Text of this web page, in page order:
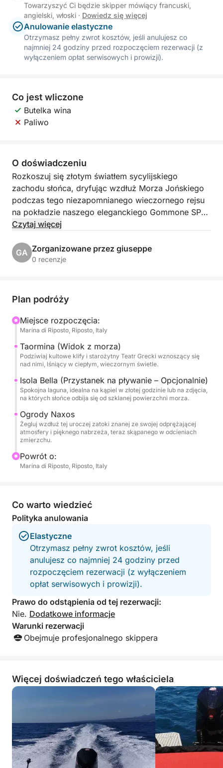
Towarzyszyć Ci będzie skipper mówiący francuski,
angielski, włoski · Dowiedz się więcej
Anulowanie elastyczne
Otrzymasz pełny zwrot kosztów, jeśli anulujesz co
najmniej 24 godziny przed rozpoczęciem rezerwacji (z
wyłączeniem opłat serwisowych i prowizji).
Co jest wliczone
Butelka wina
Paliwo
O doświadczeniu
Rozkoszuj się złotym światłem sycylijskiego
zachodu słońca, dryfując wzdłuż Morza Jońskiego
podczas tego niezapomnianego wieczornego rejsu
na pokładzie naszego eleganckiego Gommone SPX
24. Z Etną za plecami i migoczącymi światłami
uchwyca prawdziwy romantyzm i magię sycylijskiej
linii brzegowej.
popołudniem, płyniemy na południe wzdłuż
pierwszym malowniczym przelotem obok
historycznej zatoki Giardini Naxos. Gdy słońce
zaczyna zachodzić niżej, przesuwamy się obok
klifów Taorminy, podziwiając widoki starożytnego
Teatru Greckiego z morza. Zatrzymamy się w
pobliżu Isola Bella, gdzie możesz wziąć
orzeźwiającą kąpiel lub po prostu podziwiać
zmieniające się kolory nieba odbijające się w
wodzie. Wycieczka trwa niespiesznie, pozwalając Ci
zanurzyć się w spokojnej atmosferze, gdy wybrzeże
jest pomalowane na delikatne róże, pomarańcze i
fiolety.
przeciwieństwie do zatłoczonych łodzi grupowych,
Gommone SPX 24 oferuje bardziej osobiste i
elastyczne doświadczenie — idealne dla par, małych
grup lub każdego, kto szuka spokojnego
odosobnienia. Będziesz cieszyć się bezpłatnymi
napojami bezalkoholowymi i lokalnymi przekąskami,
gdy będziemy wznosić toast za koniec dnia z Etną
widoczną na horyzoncie. Niezależnie od tego, czy
oddajesz się pięknu, to jest Twoje miejsce w
pierwszym rzędzie na najbardziej hipnotyzującym
widowisku Sycylii — zachodzie słońca na morzu.
Czytaj więcej
GA Zorganizowane przez giuseppe
0 recenzje
Plan podróży
Miejsce rozpoczęcia:
Marina di Riposto, Riposto, Italy
Taormina (Widok z morza)
Podziwiaj kultowe klify i starożytny Teatr Grecki wznoszący się
nad nimi, lśniący w ciepłym, wieczornym świetle.
Isola Bella (Przystanek na pływanie – Opcjonalnie)
Spokojna laguna, idealna na kąpiel w złotej godzinie lub na zdjęcia,
na których słońce odbija się od szklanej powierzchni morza.
Ogrody Naxos
Żegluj wzdłuż tej uroczej zatoki znanej ze swojej odprężającej
atmosfery i pięknego nabrzeża, teraz skąpanego w odcieniach
zmierzchu.
Powrót o:
Marina di Riposto, Riposto, Italy
Co warto wiedzieć
Polityka anulowania
Elastyczne
Otrzymasz pełny zwrot kosztów, jeśli
anulujesz co najmniej 24 godziny przed
rozpoczęciem rezerwacji (z wyłączeniem
opłat serwisowych i prowizji).
Prawo do odstąpienia od tej rezerwacji:
Nie. Dodatkowe informacje
Warunki rezerwacji
Obejmuje profesjonalnego skippera
Więcej doświadczeń tego właściciela